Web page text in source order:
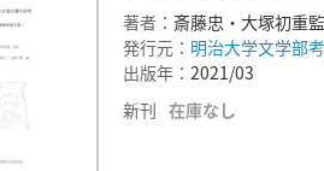
著者： 斎藤忠・大塚初重
発行元： 明治大学文学部
出版年： 2021/03
新刊 在庫なし